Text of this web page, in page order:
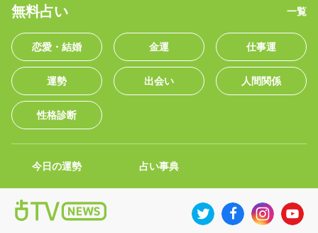
無料占い 一覧
恋愛・結婚 金運 仕事運
運勢 出会い 人間関係
性格診断
今日の運勢 占い事典